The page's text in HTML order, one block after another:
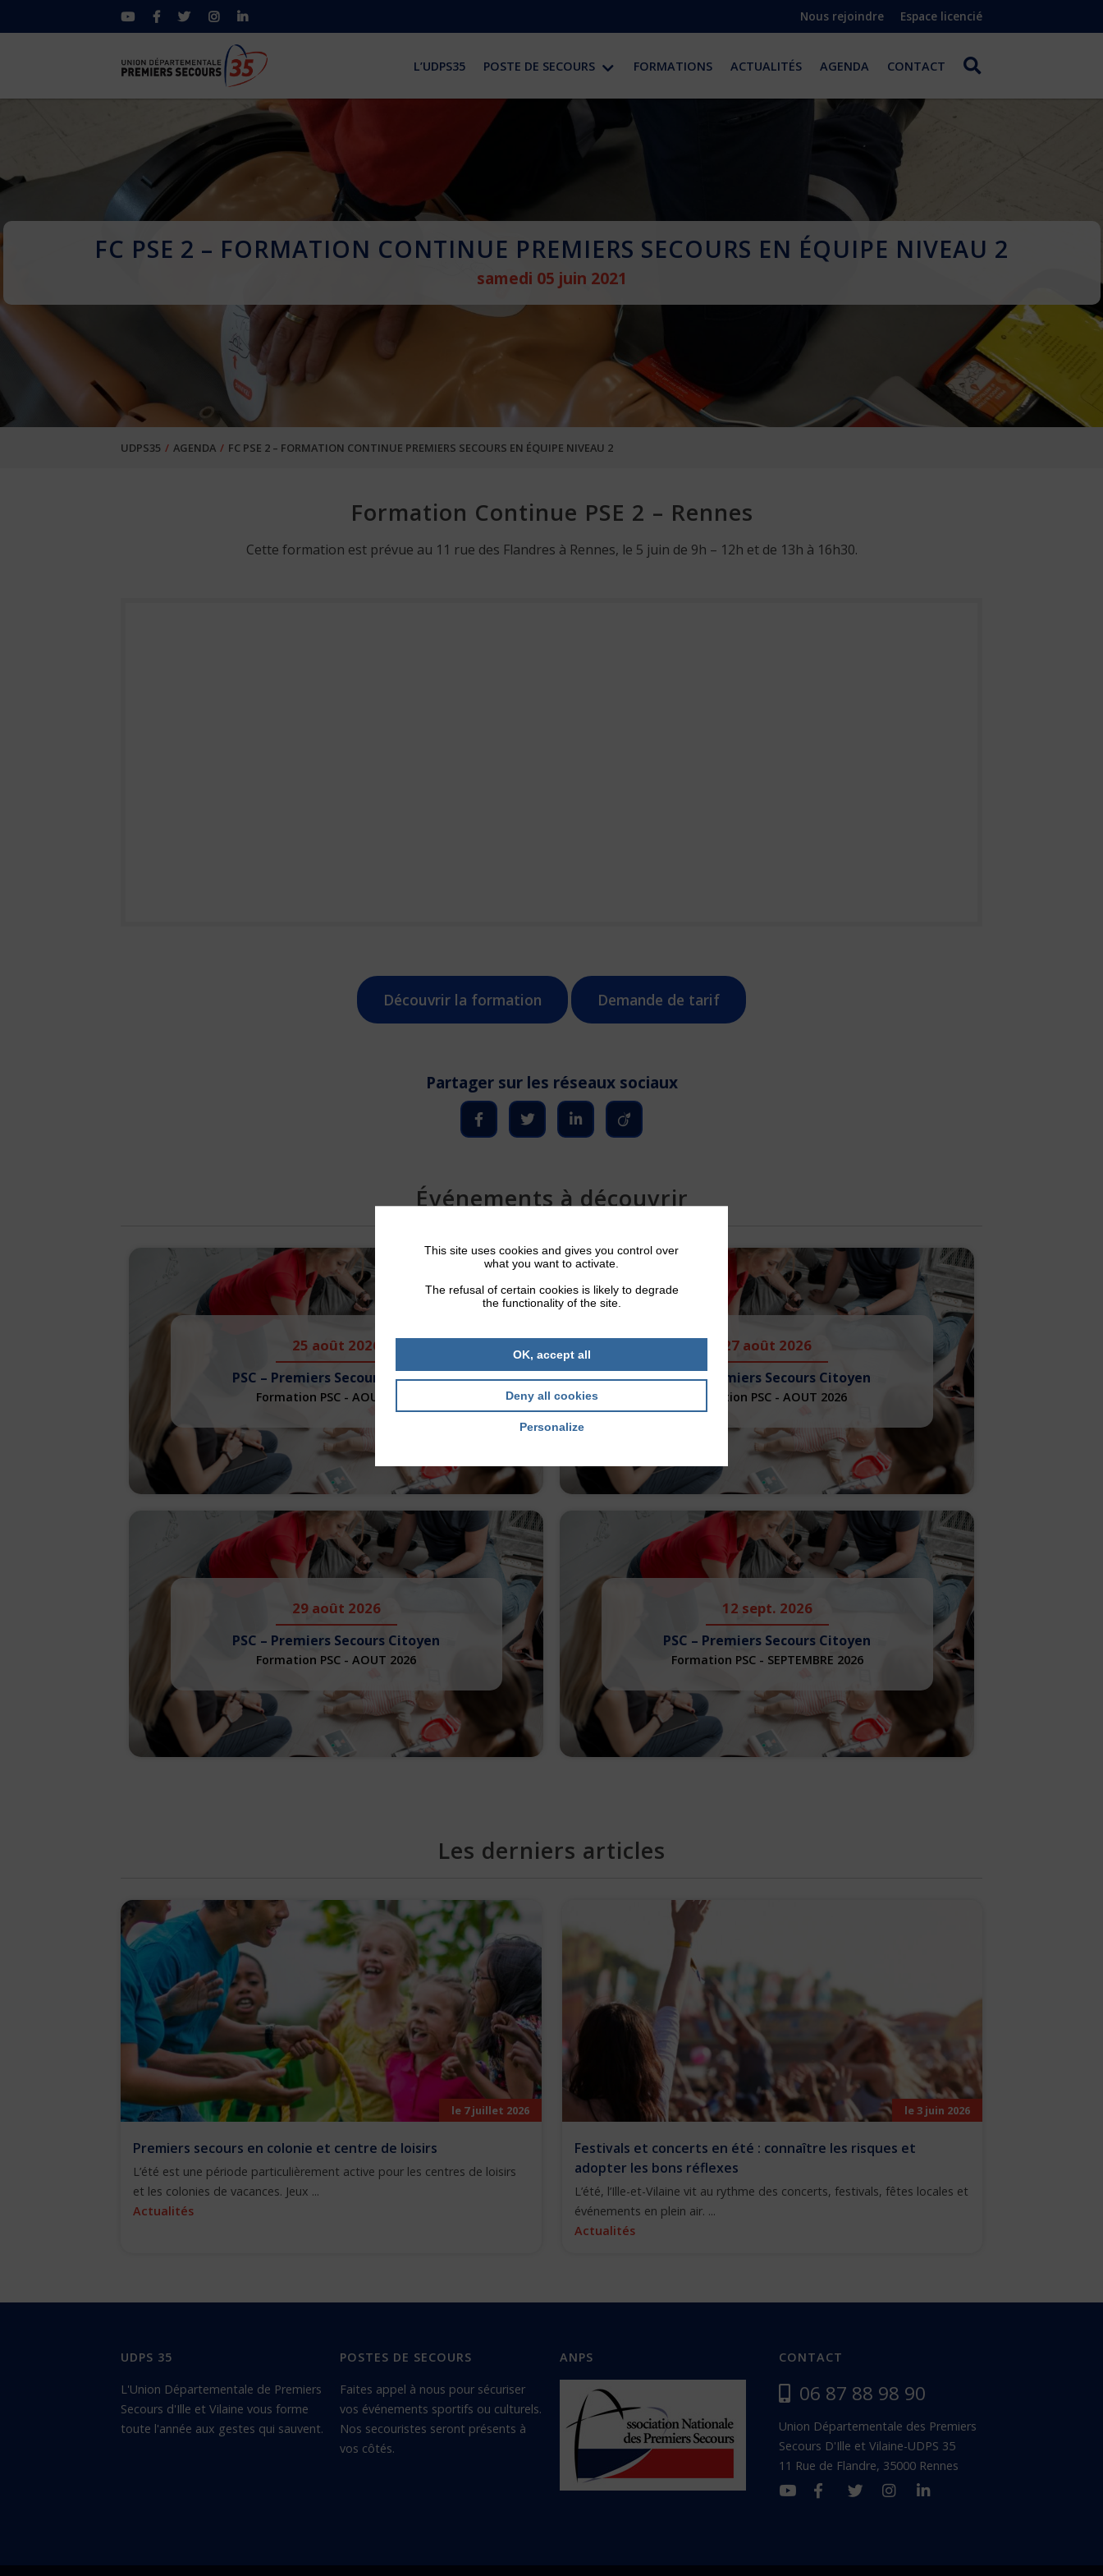
Nous rejoindre Espace licencié
L’UDPS35 POSTE DE SECOURS FORMATIONS ACTUALITÉS AGENDA CONTACT
FC PSE 2 – FORMATION CONTINUE PREMIERS SECOURS EN ÉQUIPE NIVEAU 2
samedi 05 juin 2021
UDPS35 AGENDA FC PSE 2 – FORMATION CONTINUE PREMIERS SECOURS EN ÉQUIPE NIVEAU 2
Formation Continue PSE 2 – Rennes
Cette formation est prévue au 11 rue des Flandres à Rennes, le 5 juin de 9h – 12h et de 13h à 16h30.
Découvrir la formation Demande de tarif
Événements à découvrir
25 août 2026
PSC – Premiers Secours Citoyen
Formation PSC - AOUT 2026
27 août 2026
PSC – Premiers Secours Citoyen
Formation PSC - AOUT 2026
29 août 2026
PSC – Premiers Secours Citoyen
Formation PSC - AOUT 2026
12 sept. 2026
PSC – Premiers Secours Citoyen
Formation PSC - SEPTEMBRE 2026
Les derniers articles
le 7 juillet 2026
Premiers secours en colonie et centre de loisirs
L’été est une période particulièrement active pour les centres de loisirs
et les colonies de vacances. Jeux ...
Actualités
le 3 juin 2026
Festivals et concerts en été : connaître les risques et
adopter les bons réflexes
L’été, l’Ille-et-Vilaine vit au rythme des concerts, festivals, fêtes locales et
événements en plein air. ...
Actualités
UDPS 35
L'Union Départementale de Premiers
Secours d'Ille et Vilaine vous forme
toute l'année aux gestes qui sauvent.
POSTES DE SECOURS
Faites appel à nous pour sécuriser
vos événements sportifs ou culturels.
Nos secouristes seront présents à
vos côtés.
ANPS CONTACT
06 87 88 98 90
Union Départementale des Premiers
Secours D'Ille et Vilaine-UDPS 35
11 Rue de Flandre, 35000 Rennes
This site uses cookies and gives you control over
what you want to activate.
The refusal of certain cookies is likely to degrade
the functionality of the site.
OK, accept all
Deny all cookies
Personalize